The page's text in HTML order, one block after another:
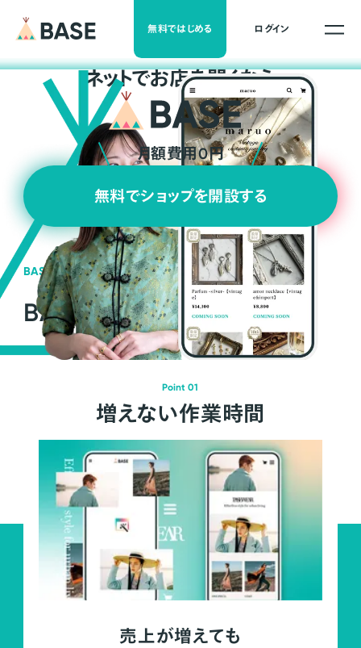
無料ではじめる ログイン
ネットでお店を開くなら
月額費用0円
無料でショップを開設する
BASEの強み
BASEが強い3つの理由
Point 01
増えない作業時間
売上が増えても